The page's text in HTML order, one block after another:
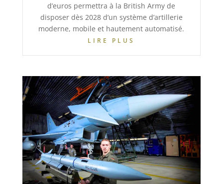
d’euros permettra à la British Army de
disposer dès 2028 d’un système d’artillerie
moderne, mobile et hautement automatisé.
LIRE PLUS